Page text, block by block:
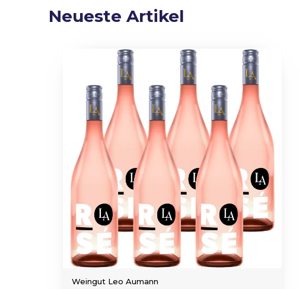
Neueste Artikel
Weingut Leo Aumann